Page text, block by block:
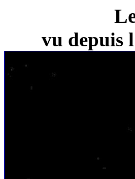
vu depuis